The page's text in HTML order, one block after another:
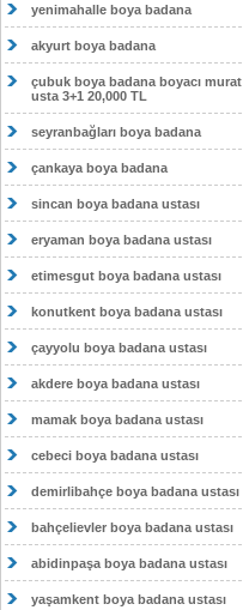
yenimahalle boya badana
akyurt boya badana
çubuk boya badana boyacı murat
usta 3+1 20,000 TL
seyranbağları boya badana
çankaya boya badana
sincan boya badana ustası
eryaman boya badana ustası
etimesgut boya badana ustası
konutkent boya badana ustası
çayyolu boya badana ustası
akdere boya badana ustası
mamak boya badana ustası
cebeci boya badana ustası
demirlibahçe boya badana ustası
bahçelievler boya badana ustası
abidinpaşa boya badana ustası
yaşamkent boya badana ustası